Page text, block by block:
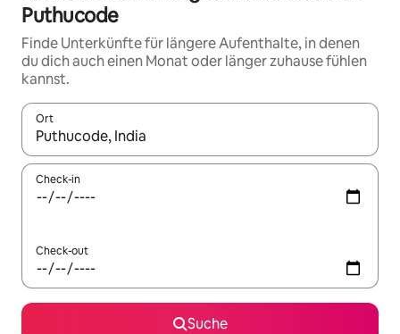
Puthucode
Finde Unterkünfte für längere Aufenthalte, in denen
du dich auch einen Monat oder länger zuhause fühlen
kannst.
Ort
Wenn Ergebnisse verfügbar sind, navigiere mit den
Check-in
Check-out
Suche